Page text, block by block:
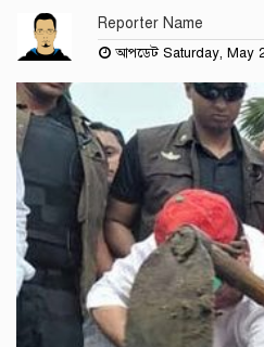
Reporter Name
আপডেট Saturday, May